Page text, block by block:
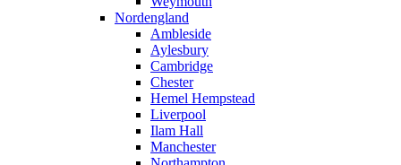
Nordengland
Ambleside
Aylesbury
Cambridge
Chester
Hemel Hempstead
Liverpool
Ilam Hall
Manchester